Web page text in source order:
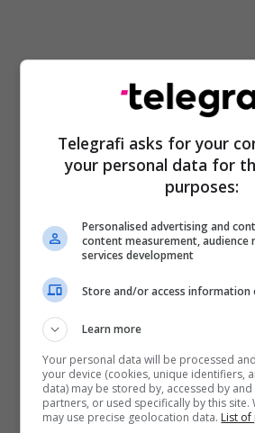
Telegrafi asks for your
your personal data for
purposes:
Personalised advertising and
content measurement, audience
services development
Store and/or access information
Learn more
Your personal data will be processed
your device (cookies, unique identifiers,
data) may be stored by, accessed by
partners, or used specifically by this
may use precise geolocation data. List of